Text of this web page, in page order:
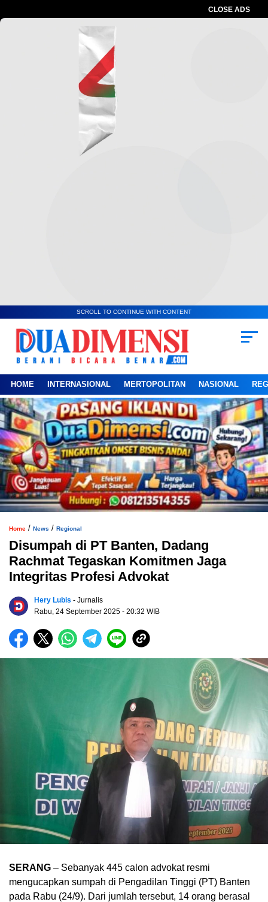
CLOSE ADS
SCROLL TO CONTINUE WITH CONTENT
HOME INTERNASIONAL MERTOPOLITAN NASIONAL
Home / News / Regional
Disumpah di PT Banten, Dadang
Rachmat Tegaskan Komitmen Jaga
Integritas Profesi Advokat
Hery Lubis - Jurnalis
Rabu, 24 September 2025 - 20:32 WIB
SERANG – Sebanyak 445 calon advokat resmi
mengucapkan sumpah di Pengadilan Tinggi (PT) Banten
pada Rabu (24/9). Dari jumlah tersebut, 14 orang berasal
Advertesment